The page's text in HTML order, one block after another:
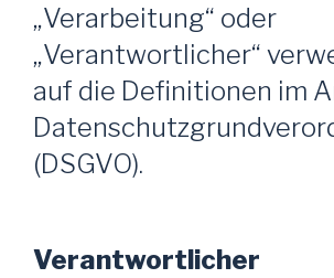
„Verarbeitung“ oder
„Verantwortlicher“
auf die Definitionen im
(DSGVO).
Verantwortlicher